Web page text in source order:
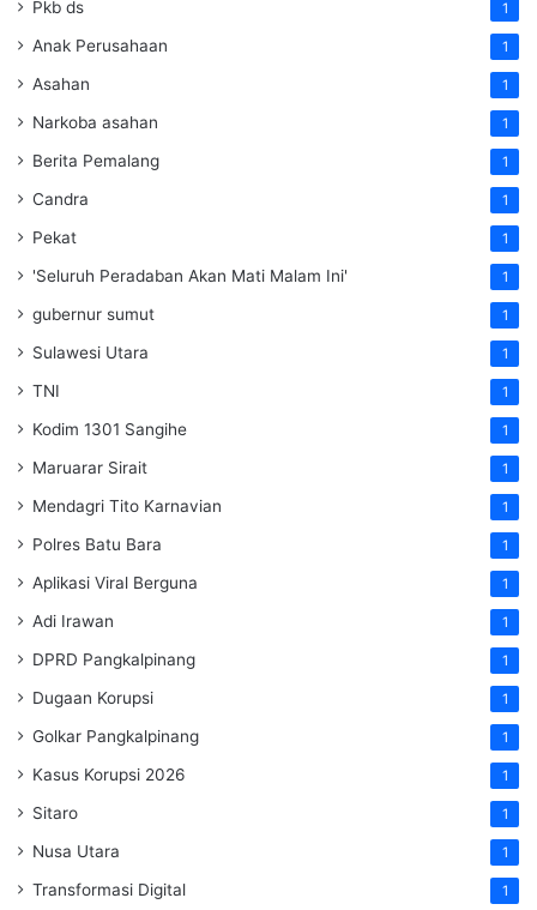
Pkb ds 1
Anak Perusahaan 1
Asahan 1
Narkoba asahan 1
Berita Pemalang 1
Candra 1
Pekat 1
'Seluruh Peradaban Akan Mati Malam Ini' 1
gubernur sumut 1
Sulawesi Utara 1
TNI 1
Kodim 1301 Sangihe 1
Maruarar Sirait 1
Mendagri Tito Karnavian 1
Polres Batu Bara 1
Aplikasi Viral Berguna 1
Adi Irawan 1
DPRD Pangkalpinang 1
Dugaan Korupsi 1
Golkar Pangkalpinang 1
Kasus Korupsi 2026 1
Sitaro 1
Nusa Utara 1
Transformasi Digital 1